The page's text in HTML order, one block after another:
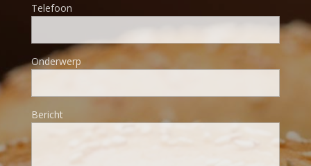
Telefoon
Onderwerp
Bericht